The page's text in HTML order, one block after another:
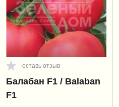
оставь отзыв
Балабан F1 / Balaban
F1